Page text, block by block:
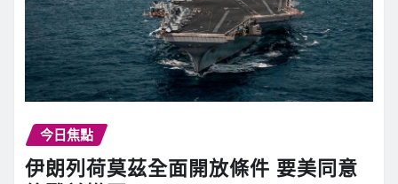
今日焦點
伊朗列荷莫茲全面開放條件 要美同意